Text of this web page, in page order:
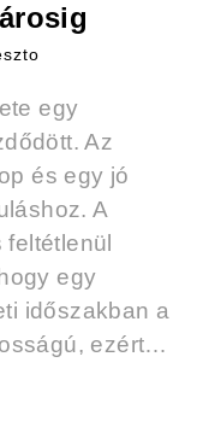
egy
Az
és egy jó
A
egy
időszakban a
ezért…